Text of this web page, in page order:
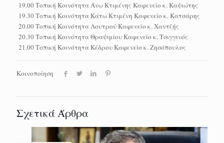
19.00 Τοπική Κοινότητα Άνω Κτιμένης Καφενείο κ. Καψιώτης
19.30 Τοπική Κοινότητα Κάτω Κτιμένη Καφενείο κ. Κατσάρης
20.00 Τοπική Κοινότητα Λουτρού Καφενείο κ. Χαντζής
20.30 Τοπική Κοινότητα Θραψιμίου Καφενείο κ. Τσιγγινός
21.00 Τοπική Κοινότητα Κέδρου Καφενείο κ. Ζησόπουλος
Κοινοποίηση
Σχετικά Άρθρα